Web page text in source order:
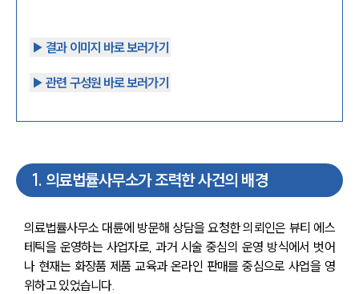
▶︎ 결과 이미지 바로 보러가기
▶︎ 관련 구성원 바로 보러가기
1. 의료법률사무소가 조력한 사건의 배경
의료법률사무소 대륜에 방문해 상담을 요청한 의뢰인은 뷰티 에스
테틱을 운영하는 사업자로, 과거 시술 중심의 운영 방식에서 벗어
나 현재는 화장품 제품 교육과 온라인 판매를 중심으로 사업을 영
위하고 있었습니다.